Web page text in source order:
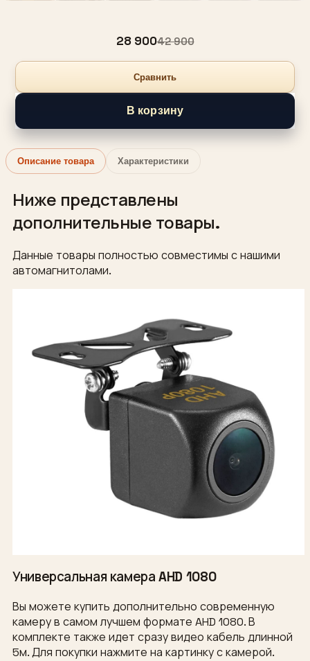
28 90042 900
Сравнить
В корзину
Описание товара Характеристики
Ниже представлены
дополнительные товары.
Данные товары полностью совместимы с нашими
автомагнитолами.
Универсальная камера AHD 1080
Вы можете купить дополнительно современную
камеру в самом лучшем формате AHD 1080. В
комплекте также идет сразу видео кабель длинной
5м. Для покупки нажмите на картинку с камерой.